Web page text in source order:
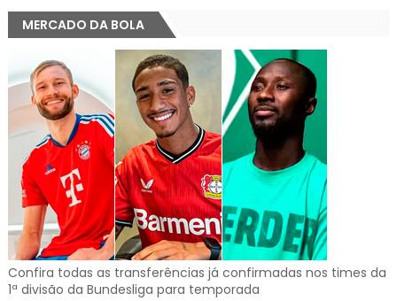
MERCADO DA BOLA
Confira todas as transferências já confirmadas nos times da
1ª divisão da Bundesliga para temporada